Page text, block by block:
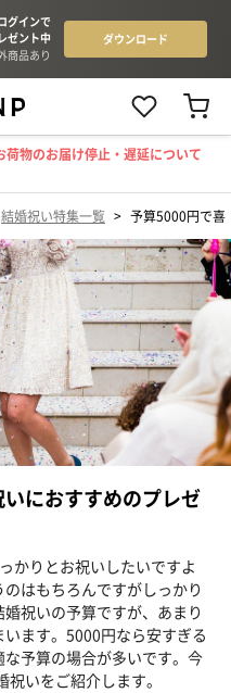
荷物のお届け停止・遅延について
結婚祝い特集一覧 > 予算5000円で喜
におすすめのプレゼ
かりとお祝いしたいですよ
はもちろんですがしっかり
祝いの予算ですが、あまり
ます。5000円なら安すぎる
予算の場合が多いです。今
いをご紹介します。